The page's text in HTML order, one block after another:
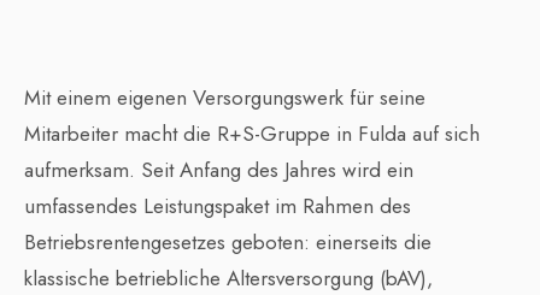
Mit einem eigenen Versorgungswerk für seine
Mitarbeiter macht die R+S-Gruppe in Fulda auf sich
aufmerksam. Seit Anfang des Jahres wird ein
umfassendes Leistungspaket im Rahmen des
Betriebsrentengesetzes geboten: einerseits die
klassische betriebliche Altersversorgung (bAV),